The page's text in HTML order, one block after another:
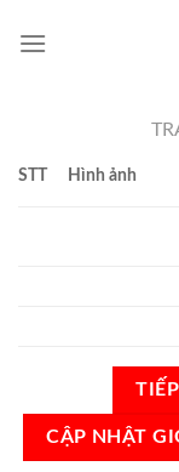
STT Hình ảnh